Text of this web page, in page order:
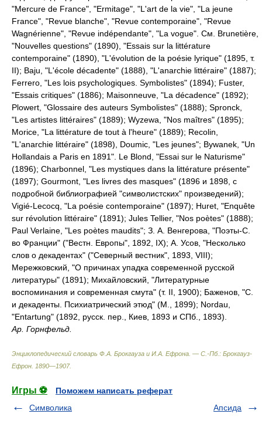
Ар. Горнфельд.
Энциклопедический словарь Ф.А. Брокгауза и И.А. Ефрона. — С.-Пб.: Брокгауз-
Ефрон 1890—1907.
Игры ⚽
Поможем написать реферат
Символика
Апсида